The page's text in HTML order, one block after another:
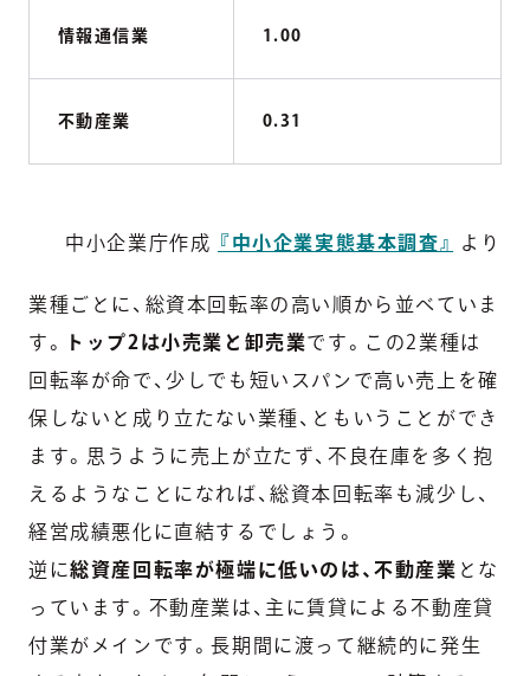
情報通信業 1.00
不動産業 0.31
中小企業庁作成 『中小企業実態基本調査』 より
業種ごとに、総資本回転率の高い順から並べていま
す。
トップ2は小売業と卸売業です。この2業種は
回転率が命で、少しでも短いスパンで高い売上を確
保しないと成り立たない業種、ともいうことができ
ます。思うように売上が立たず、不良在庫を多く抱
えるようなことになれば、総資本回転率も減少し、
経営成績悪化に直結するでしょう。
逆に総資産回転率が極端に低いのは、不動産業 とな
っています。不動産業は、主に賃貸による不動産貸
付業がメインです。長期間に渡って継続的に発生